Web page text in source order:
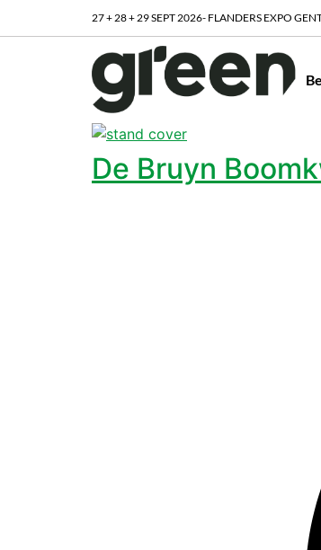
27 + 28 + 29 SEPT 2026- FLANDERS EXPO
De Bruyn